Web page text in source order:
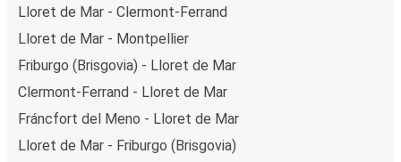
Lloret de Mar - Clermont-Ferrand
Lloret de Mar - Montpellier
Friburgo (Brisgovia) - Lloret de Mar
Clermont-Ferrand - Lloret de Mar
Fráncfort del Meno - Lloret de Mar
Lloret de Mar - Friburgo (Brisgovia)